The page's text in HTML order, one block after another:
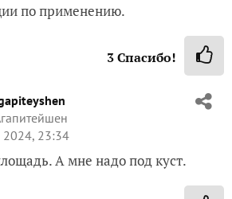
по применению.
3Спасибо!
23:34
А мне надо под куст.